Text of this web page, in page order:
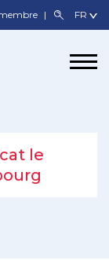
le